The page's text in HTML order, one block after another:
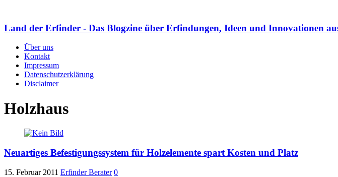
Land der Erfinder - Das Blogzine über Erfindungen, Ideen und Innovationen
Über uns
Kontakt
Impressum
Datenschutzerklärung
Disclaimer
Holzhaus
Neuartiges Befestigungssystem für Holzelemente spart Kosten und Platz
15. Februar 2011 Erfinder Berater 0